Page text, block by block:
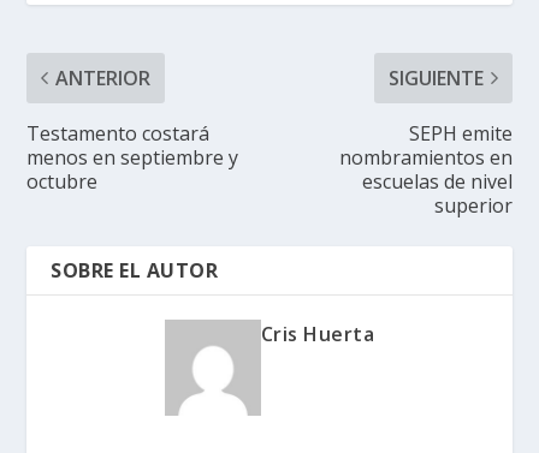
ANTERIOR
Testamento costará
menos en septiembre y
octubre
SIGUIENTE
SEPH emite
nombramientos en
escuelas de nivel
superior
SOBRE EL AUTOR
Cris Huerta